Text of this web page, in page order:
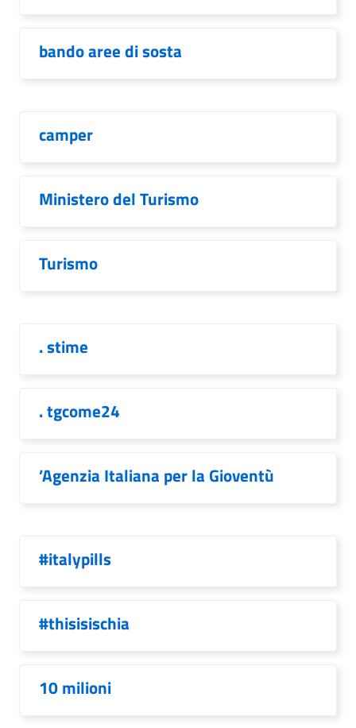
bando aree di sosta
camper
Ministero del Turismo
Turismo
. stime
. tgcome24
’Agenzia Italiana per la Gioventù
#italypills
#thisisischia
10 milioni